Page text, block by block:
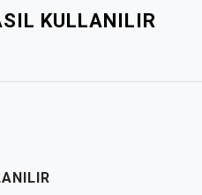
KULLANILIR